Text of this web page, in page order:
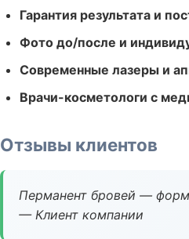
Гарантия результата и
Фото до/после и
Современные лазеры и
Врачи-косметологи с
Отзывы клиентов
Перманент бровей —
— Клиент компании